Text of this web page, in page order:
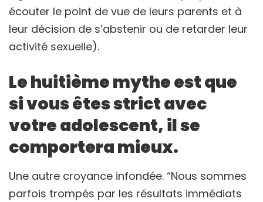
écouter le point de vue de leurs parents et à
leur décision de s’abstenir ou de retarder leur
activité sexuelle).
Le huitième mythe est que
si vous êtes strict avec
votre adolescent, il se
comportera mieux.
Une autre croyance infondée. “Nous sommes
parfois trompés par les résultats immédiats